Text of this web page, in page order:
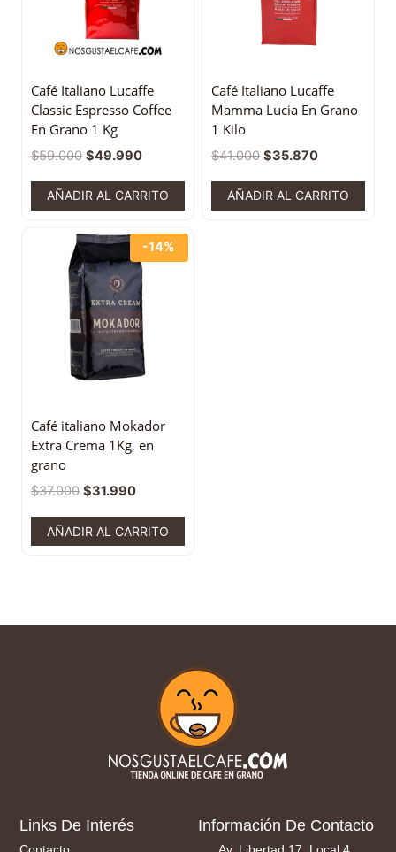
Café Italiano Lucaffe
Classic Espresso Coffee
En Grano 1 Kg
$59.000 $49.990
AÑADIR AL CARRITO
Café Italiano Lucaffe
Mamma Lucia En Grano
1 Kilo
$41.000 $35.870
AÑADIR AL CARRITO
-14%
Café italiano Mokador
Extra Crema 1Kg, en
grano
$37.000 $31.990
AÑADIR AL CARRITO
Links De Interés
Contacto
Información De Contacto
Av. Libertad 17, Local 4.